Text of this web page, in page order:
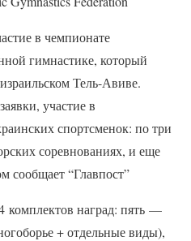
в чемпионате
гимнастике, который
Тель-Авиве.
участие в
спортсменок: по три
соревнованиях, и еще
сообщает “Главпост”
комплектов наград: пять —
+ отдельные виды),